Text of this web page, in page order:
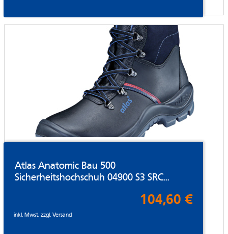
Atlas Anatomic Bau 500
Sicherheitshochschuh 04900 S3 SRC...
104,60 €
inkl. Mwst. zzgl.Versand